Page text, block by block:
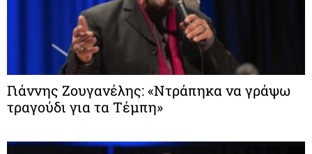
Γιάννης Ζουγανέλης: «Ντράπηκα να γράψω
τραγούδι για τα Τέμπη»